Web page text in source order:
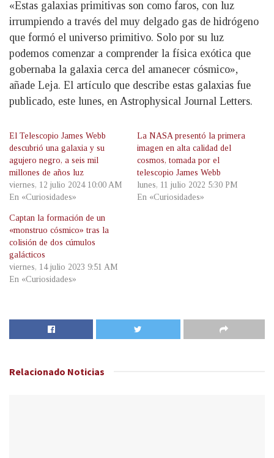
«Estas galaxias primitivas son como faros, con luz
irrumpiendo a través del muy delgado gas de hidrógeno
que formó el universo primitivo. Solo por su luz
podemos comenzar a comprender la física exótica que
gobernaba la galaxia cerca del amanecer cósmico»,
añade Leja. El artículo que describe estas galaxias fue
publicado, este lunes, en Astrophysical Journal Letters.
El Telescopio James Webb
descubrió una galaxia y su
agujero negro, a seis mil
millones de años luz
viernes, 12 julio 2024 10:00 AM
En «Curiosidades»
La NASA presentó la primera
imagen en alta calidad del
cosmos, tomada por el
telescopio James Webb
lunes, 11 julio 2022 5:30 PM
En «Curiosidades»
Captan la formación de un
«monstruo cósmico» tras la
colisión de dos cúmulos
galácticos
viernes, 14 julio 2023 9:51 AM
En «Curiosidades»
Relacionado Noticias